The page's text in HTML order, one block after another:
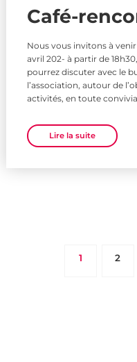
Café-
Nous vous invitons à
avril 202- à partir de
pourrez discuter avec le
l’association, autour de
activités, en toute
Lire la suite
Pagination
1 2